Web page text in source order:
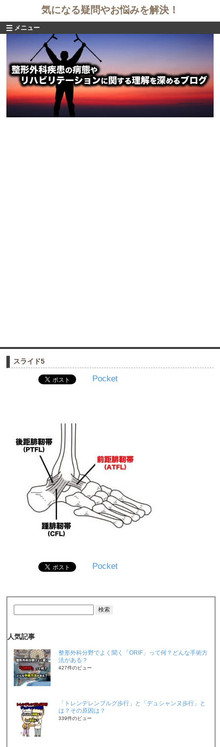
気になる疑問やお悩みを解決！
メニュー
スライド5
Pocket
Pocket
人気記事
整形外科分野でよく聞く「ORIF」って何？どんな手術方
法がある？
427件のビュー
「トレンデレンブルグ歩行」と「デュシャンヌ歩行」と
は？その原因は？
339件のビュー